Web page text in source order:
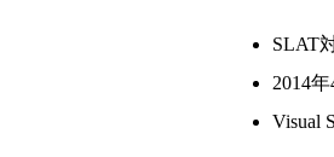
SLAT
2014
Visual